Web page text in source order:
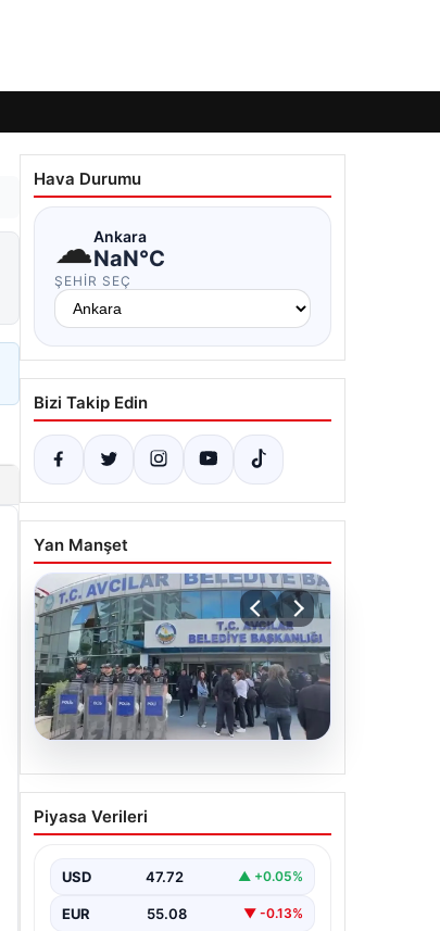
Hava Durumu
☁Ankara
NaN°C
ŞEHIR SEÇ
Bizi Takip Edin
Yan Manşet
Avcılar Belediyesi’ne
operasyon. 12 şüpheli
Piyasa Verileri
USD 47.72 ▲ +0.05%
EUR 55.08 ▼ -0.13%